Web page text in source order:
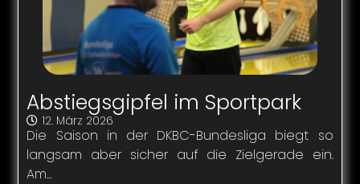
Abstiegsgipfel im Sportpark
12. März 2026
Die Saison in der DKBC-Bundesliga biegt so
langsam aber sicher auf die Zielgerade ein.
Am...